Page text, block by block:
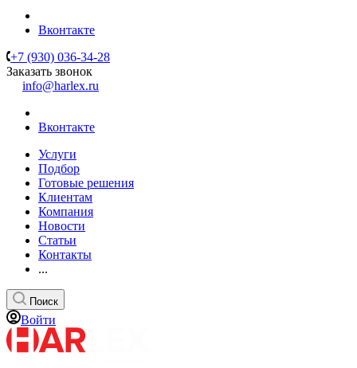
Вконтакте
+7 (930) 036-34-28
Заказать звонок
info@harlex.ru
Вконтакте
Услуги
Подбор
Готовые решения
Клиентам
Компания
Новости
Статьи
Контакты
...
Поиск
Войти